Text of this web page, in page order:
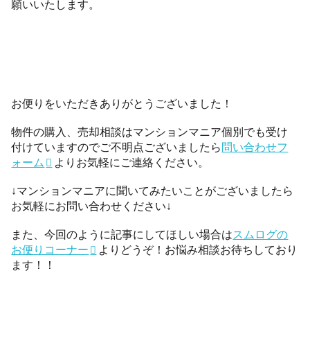
願いいたします。
お便りをいただきありがとうございました！
物件の購入、売却相談はマンションマニア個別でも受け
付けていますのでご不明点ございましたら問い合わせフ
ォーム
よりお気軽にご連絡ください。
↓マンションマニアに聞いてみたいことがございましたら
お気軽にお問い合わせください↓
また、今回のように記事にしてほしい場合はスムログの
お便りコーナー
よりどうぞ！お悩み相談お待ちしており
ます！！